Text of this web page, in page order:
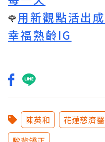
🌹用新觀點活出
幸福熟齡IG
陳英和 花蓮慈濟